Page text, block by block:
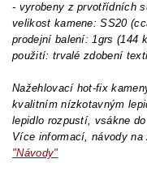
- vyrobeny z prvotřídních
velikost kamene: SS20
prodejní balení: 1grs (144
použití: trvalé zdobení
Nažehlovací hot-fix
kvalitním nízkotavným
lepidlo rozpustí, vsákne
Více informací, návody
"Návody"